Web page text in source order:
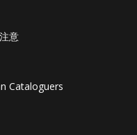
意
Cataloguers